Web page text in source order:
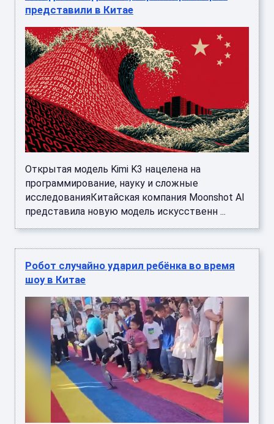
представили в Китае
Открытая модель Kimi K3 нацелена на
программирование, науку и сложные
исследованияКитайская компания Moonshot AI
представила новую модель искусственн ...
Робот случайно ударил ребёнка во время
шоу в Китае